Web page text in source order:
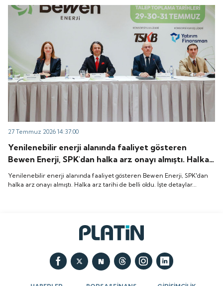
27 Temmuz 2026 14:37:00
Yenilenebilir enerji alanında faaliyet gösteren
Bewen Enerji, SPK'dan halka arz onayı almıştı. Halka
arz tarihi de belli oldu. İşte detaylar...
Yenilenebilir enerji alanında faaliyet gösteren Bewen Enerji, SPK'dan
halka arz onayı almıştı. Halka arz tarihi de belli oldu. İşte detaylar...